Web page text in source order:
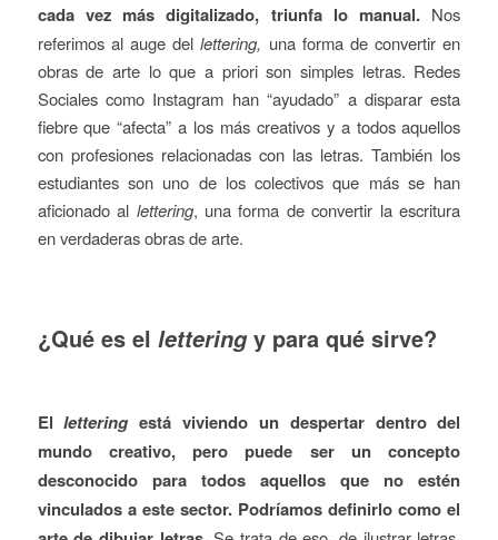
cada vez más digitalizado, triunfa lo manual. Nos
referimos al auge dellettering, una forma de convertir en
obras de arte lo que a priori son simples letras. Redes
Sociales como Instagram han “ayudado” a disparar esta
fiebre que “afecta” a los más creativos y a todos aquellos
con profesiones relacionadas con las letras. También los
estudiantes son uno de los colectivos que más se han
aficionado al lettering, una forma de convertir la escritura
en verdaderas obras de arte.
¿Qué es el letteringy para qué sirve?
Elletteringestá viviendo un despertar dentro del
mundo creativo, pero puede ser un concepto
desconocido para todos aquellos que no estén
vinculados a este sector. Podríamos definirlo como el